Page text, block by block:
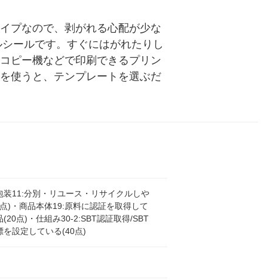
プなので、剥がれる心配が少な
ールです。すぐにはがれたりし
ピー機などで印刷できるプリン
使うと、テンプレートを選ぶだ
装11:分別・リユース・リサイクルしや
)・商品本体19:原料に認証を取得して
(20点)・仕組み30-2:SBT認証取得/SBT
を設定している(40点)